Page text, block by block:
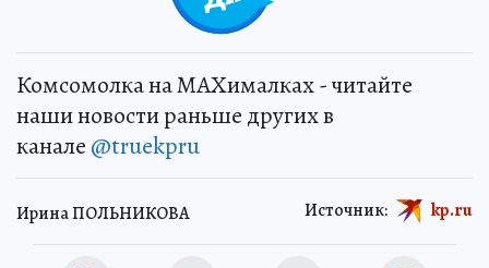
Комсомолка на MAXималках - читайте
наши новости раньше других в
канале @truekpru
Ирина ПОЛЬНИКОВА Источник: kp.ru